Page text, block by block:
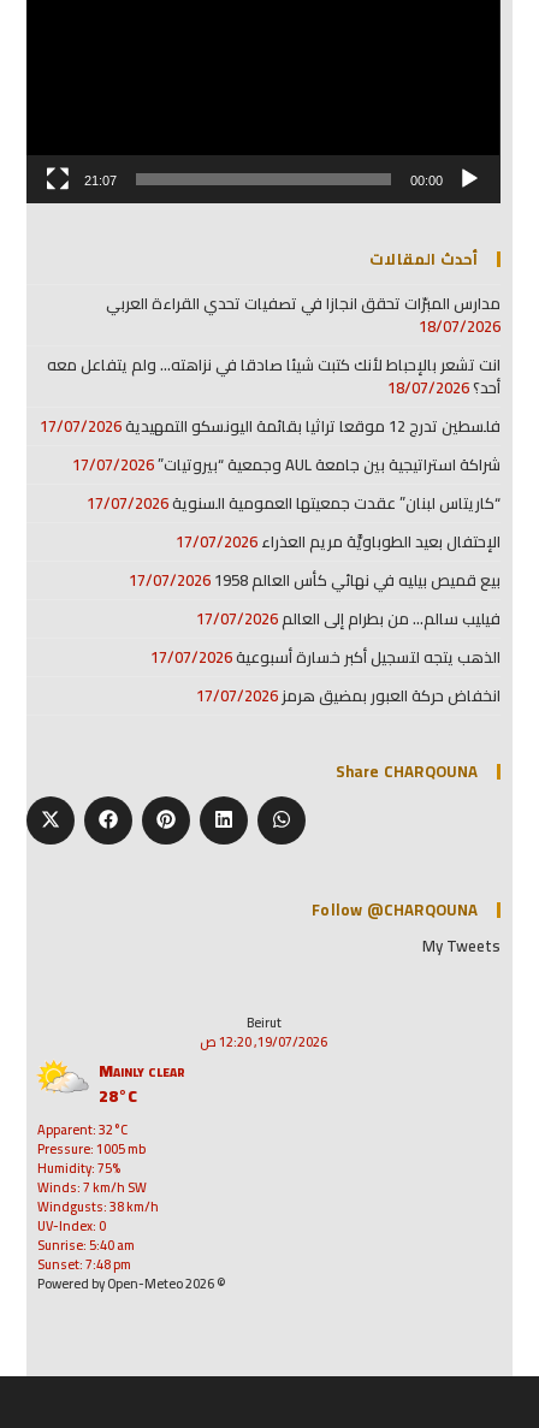
00:00
21:07
أحدث المقالات
مدارس المبرّات تحقق انجازا في تصفيات تحدي القراءة العربي
18/07/2026
انت تشعر بالإحباط لأنك كتبت شيئا صادقا في نزاهته… ولم يتفاعل معه
أحد؟18/07/2026
فلسطين تدرج 12 موقعا تراثيا بقائمة اليونسكو التمهيدية
17/07/2026
شراكة استراتيجية بين جامعة AUL وجمعية “بيروتيات”
17/07/2026
“كاريتاس لبنان” عقدت جمعيتها العمومية السنوية17/07/2026
الإحتفال بعيد الطوباويَّة مريم العذراء17/07/2026
بيع قميص بيليه في نهائي كأس العالم 1958
17/07/2026
فيليب سالم… من بطرام إلى العالم17/07/2026
الذهب يتجه لتسجيل أكبر خسارة أسبوعية17/07/2026
انخفاض حركة العبور بمضيق هرمز17/07/2026
Share CHARQOUNA
Follow @CHARQOUNA
My Tweets
Beirut
19/07/2026, 12:20 ص
Mainly clear
28°C
Apparent: 32°C
Pressure: 1005 mb
Humidity: 75%
Winds: 7 km/h SW
Windgusts: 38 km/h
UV-Index: 0
Sunrise: 5:40 am
Sunset: 7:48 pm
© 2026 Powered by Open-Meteo